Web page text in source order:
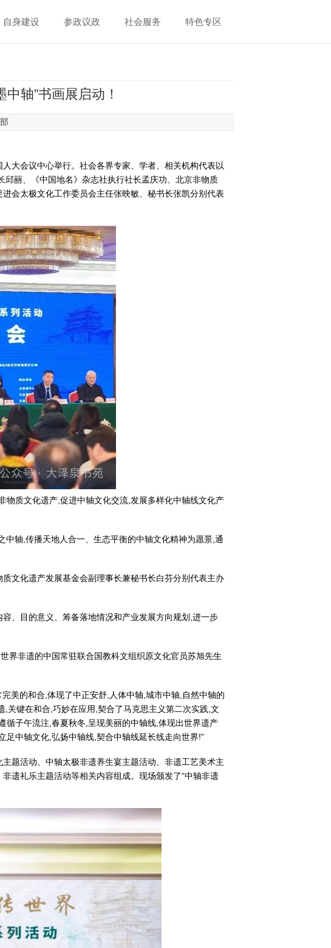
自身建设 参政议政 社会服务 特色专区
轴”书画展启动！
大会议中心举行。社会各界专家、学者、相关机构代表以
丽、《中国地名》杂志社执行社长孟庆功、北京非物质
会太极文化工作委员会主任张映敏、秘书长张凯分别代表
质文化遗产,促进中轴文化交流,发展多样化中轴线文化产
中轴,传播天地人合一、生态平衡的中轴文化精神为愿景,通
文化遗产发展基金会副理事长兼秘书长白芬分别代表主办
、目的意义、筹备落地情况和产业发展方向规划,进一步
界非遗的中国常驻联合国教科文组织原文化官员苏旭先生
美的和合,体现了中正安舒,人体中轴,城市中轴,自然中轴的
,关键在和合,巧妙在应用,契合了马克思主义第二次实践,文
循子午流注,春夏秋冬,呈现美丽的中轴线,体现出世界遗产
中轴文化,弘扬中轴线,契合中轴线延长线走向世界!”
题活动、中轴太极非遗养生宴主题活动、非遗工艺美术主
、非遗礼乐主题活动等相关内容组成。现场颁发了“中轴非遗